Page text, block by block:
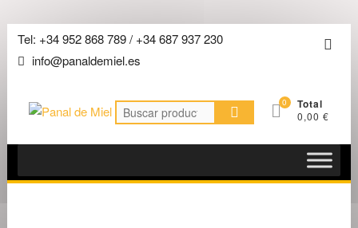
Saltar
contenido
Tel: +34 952 868 789 / +34 687 937 230
info@panaldemiel.es
barra
Buscar
por:
0 Total
0,00 €